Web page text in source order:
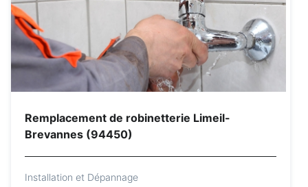
Remplacement de robinetterie Limeil-
Brevannes (94450)
Installation et Dépannage